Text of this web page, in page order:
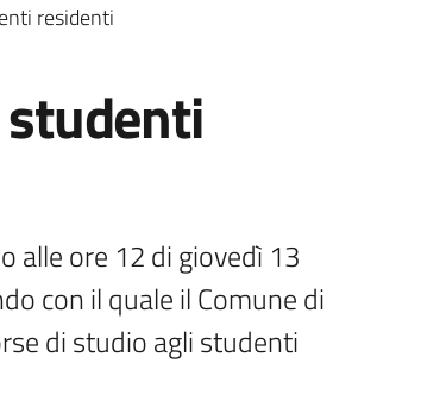
residenti
alle ore 12 di giovedì 13
con il quale il Comune di
di studio agli studenti